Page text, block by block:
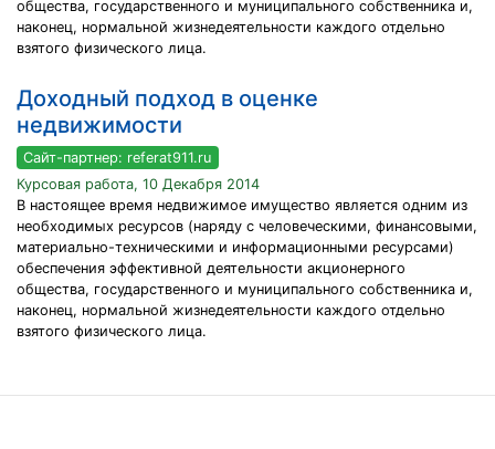
общества, государственного и муниципального собственника и,
наконец, нормальной жизнедеятельности каждого отдельно
взятого физического лица.
Доходный подход в оценке
недвижимости
Сайт-партнер: referat911.ru
Курсовая работа, 10 Декабря 2014
В настоящее время недвижимое имущество является одним из
необходимых ресурсов (наряду с человеческими, финансовыми,
материально-техническими и информационными ресурсами)
обеспечения эффективной деятельности акционерного
общества, государственного и муниципального собственника и,
наконец, нормальной жизнедеятельности каждого отдельно
взятого физического лица.